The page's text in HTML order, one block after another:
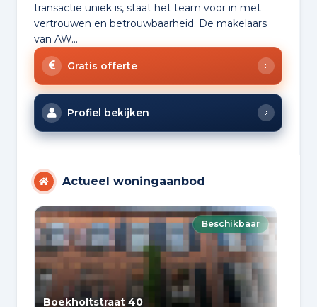
transactie uniek is, staat het team voor in met
vertrouwen en betrouwbaarheid. De makelaars
van AW...
Gratis offerte
Profiel bekijken
Actueel woningaanbod
Beschikbaar
Boekholtstraat 40